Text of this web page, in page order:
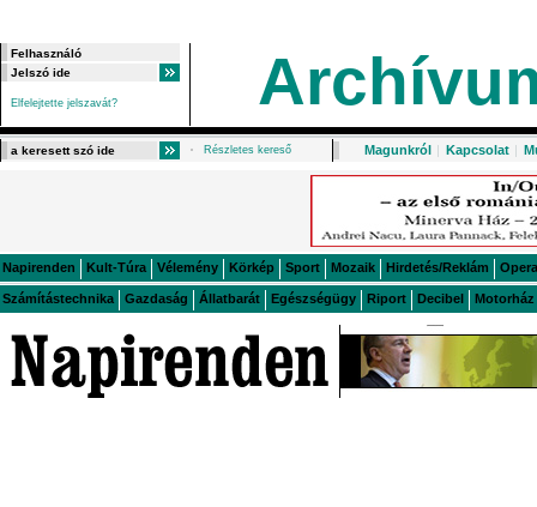
Elfelejtette jelszavát?
Részletes kereső Magunkról | Kapcsolat |
Napirenden Kult-Túra Vélemény Körkép Sport Mozaik Hirdetés/Reklám Opera
Számítástechnika Gazdaság Állatbarát Egészségügy Riport Decibel Motorház